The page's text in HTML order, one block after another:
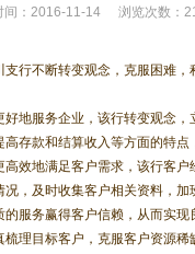
间：2016-11-14 浏览次数：
不断转变观念，克服困难，
服务企业，该行转变观念，
存款和结算收入等方面的特点
地满足客户需求，该行客户
况，及时收集客户相关资料，
服务赢得客户信赖，从而实现
目标客户，克服客户资源稀